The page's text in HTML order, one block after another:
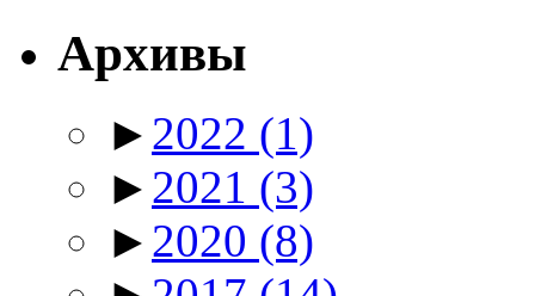
Архивы
► 2022 (1)
► 2021 (3)
► 2020 (8)